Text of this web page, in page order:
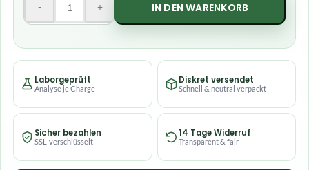
- + IN DEN WARENKORB
Laborgeprüft
Analyse je Charge
Diskret versendet
Schnell & neutral verpackt
Sicher bezahlen
SSL-verschlüsselt
14 Tage Widerruf
Transparent & fair